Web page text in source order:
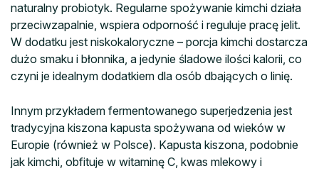
naturalny probiotyk. Regularne spożywanie kimchi działa
przeciwzapalnie, wspiera odporność i reguluje pracę jelit.
W dodatku jest niskokaloryczne – porcja kimchi dostarcza
dużo smaku i błonnika, a jedynie śladowe ilości kalorii, co
czyni je idealnym dodatkiem dla osób dbających o linię.
Innym przykładem fermentowanego superjedzenia jest
tradycyjna kiszona kapusta spożywana od wieków w
Europie (również w Polsce). Kapusta kiszona, podobnie
jak kimchi, obfituje w witaminę C, kwas mlekowy i